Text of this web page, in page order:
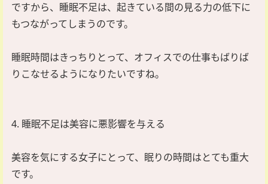
ですから、睡眠不足は、起きている間の見る力の低下に
もつながってしまうのです。
睡眠時間はきっちりとって、オフィスでの仕事もばりば
りこなせるようになりたいですね。
4. 睡眠不足は美容に悪影響を与える
美容を気にする女子にとって、眠りの時間はとても重大
です。